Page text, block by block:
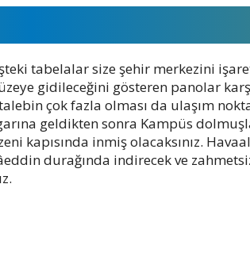
tabelalar size şehir merkezini
gidileceğini gösteren panolar
çok fazla olması da ulaşım
geldikten sonra Kampüs
kapısında inmiş olacaksınız.
durağında indirecek ve